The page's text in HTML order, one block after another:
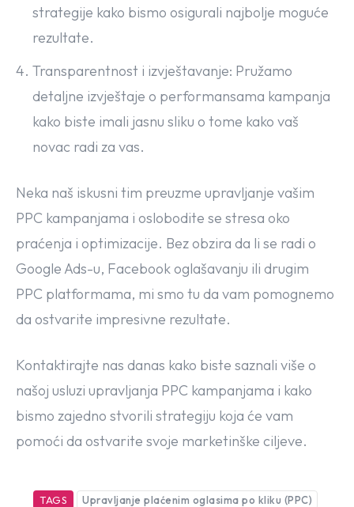
strategije kako bismo osigurali najbolje moguće
rezultate.
Transparentnost i izvještavanje: Pružamo
detaljne izvještaje o performansama kampanja
kako biste imali jasnu sliku o tome kako vaš
novac radi za vas.
Neka naš iskusni tim preuzme upravljanje vašim
PPC kampanjama i oslobodite se stresa oko
praćenja i optimizacije. Bez obzira da li se radi o
Google Ads-u, Facebook oglašavanju ili drugim
PPC platformama, mi smo tu da vam pomognemo
da ostvarite impresivne rezultate.
Kontaktirajte nas danas kako biste saznali više o
našoj usluzi upravljanja PPC kampanjama i kako
bismo zajedno stvorili strategiju koja će vam
pomoći da ostvarite svoje marketinške ciljeve.
TAGS Upravljanje plaćenim oglasima po kliku (PPC)